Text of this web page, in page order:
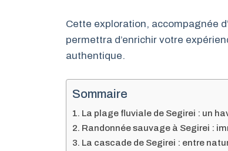
Cette exploration, accompagnée
permettra d’enrichir votre
authentique.
Sommaire
La plage fluviale de Segirei : un
Randonnée sauvage à Segirei :
La cascade de Segirei : entre